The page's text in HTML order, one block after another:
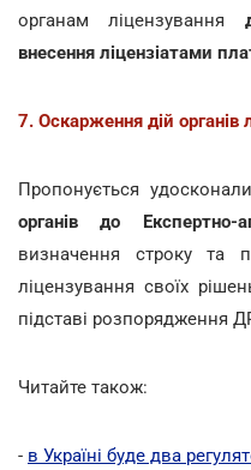
органам ліцензування
внесення ліцензіатами
7. Оскарження дій органів
Пропонується
органів до Експертно-
визначення строку та
ліцензування своїх
підставі розпорядження
Читайте також:
- в Україні буде два